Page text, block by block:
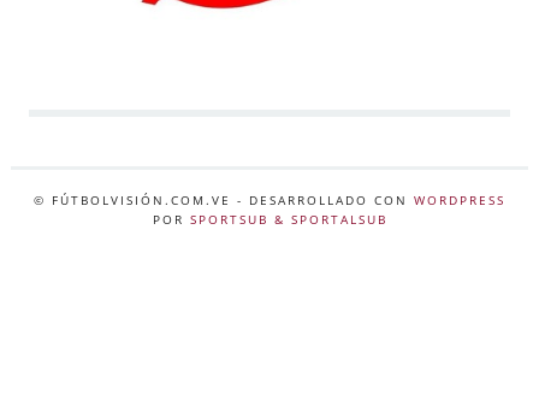
© FÚTBOLVISIÓN.COM.VE - DESARROLLADO CON WORDPRESS
POR SPORTSUB & SPORTALSUB